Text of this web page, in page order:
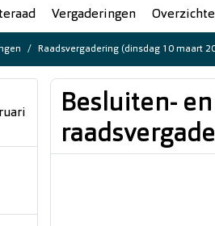
Vergaderingen
Raadsvergadering (dinsdag 10 maart
Besluiten-